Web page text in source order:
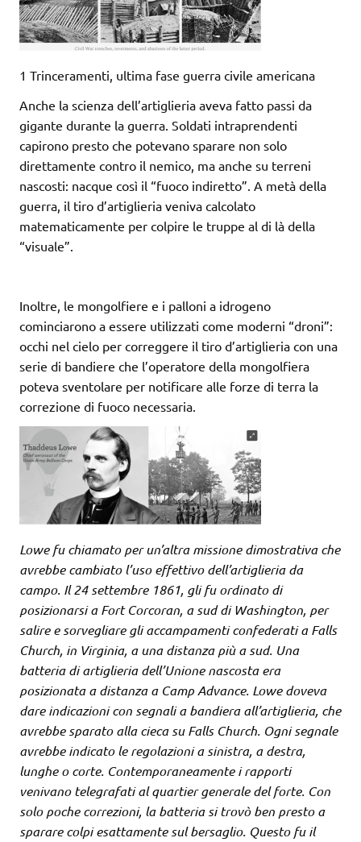
1 Trinceramenti, ultima fase guerra civile americana
Anche la scienza dell’artiglieria aveva fatto passi da
gigante durante la guerra. Soldati intraprendenti
capirono presto che potevano sparare non solo
direttamente contro il nemico, ma anche su terreni
nascosti: nacque così il “fuoco indiretto”. A metà della
guerra, il tiro d’artiglieria veniva calcolato
matematicamente per colpire le truppe al di là della
“visuale”.
Inoltre, le mongolfiere e i palloni a idrogeno
cominciarono a essere utilizzati come moderni “droni”:
occhi nel cielo per correggere il tiro d’artiglieria con una
serie di bandiere che l’operatore della mongolfiera
poteva sventolare per notificare alle forze di terra la
correzione di fuoco necessaria.
Lowe fu chiamato per un’altra missione dimostrativa che
avrebbe cambiato l’uso effettivo dell’artiglieria da
campo. Il 24 settembre 1861, gli fu ordinato di
posizionarsi a Fort Corcoran, a sud di Washington, per
salire e sorvegliare gli accampamenti confederati a Falls
Church, in Virginia, a una distanza più a sud. Una
batteria di artiglieria dell’Unione nascosta era
posizionata a distanza a Camp Advance. Lowe doveva
dare indicazioni con segnali a bandiera all’artiglieria, che
avrebbe sparato alla cieca su Falls Church. Ogni segnale
avrebbe indicato le regolazioni a sinistra, a destra,
lunghe o corte. Contemporaneamente i rapporti
venivano telegrafati al quartier generale del forte. Con
solo poche correzioni, la batteria si trovò ben presto a
sparare colpi esattamente sul bersaglio. Questo fu il